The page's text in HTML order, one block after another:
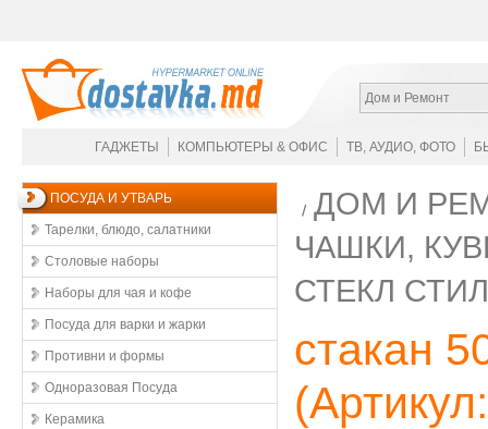
Дом и Ремонт
ГАДЖЕТЫ КОМПЬЮТЕРЫ & ОФИС ТВ, АУДИО, ФОТО
ПОСУДА И УТВАРЬ
Тарелки, блюдо, салатники
Столовые наборы
Наборы для чая и кофе
Посуда для варки и жарки
Противни и формы
Одноразовая Посуда
Керамика
ДОМ И
ЧАШКИ,
СТЕКЛ
стакан